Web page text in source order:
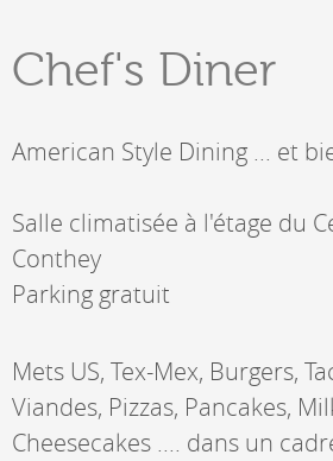
Chef's Diner
American Style Dining ... et
Salle climatisée à l'étage du
Conthey
Parking gratuit
Mets US, Tex-Mex, Burgers,
Viandes, Pizzas, Pancakes,
Cheesecakes .... dans un